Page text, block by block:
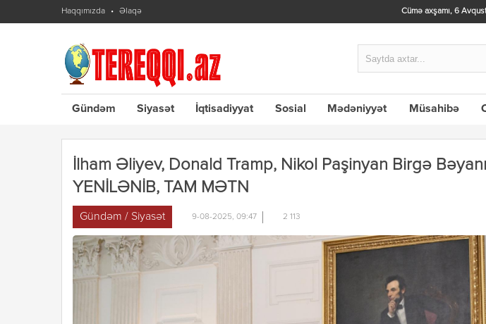
Haqqımızda Əlaqə Cümə axşamı, 6
Gündəm Siyasət İqtisadiyyat Sosial Mədəniyyət Müsahibə
İlham Əliyev, Donald Tramp, Nikol Paşinyan Birgə
YENİLƏNİB, TAM MƏTN
Gündəm / Siyasət 9-08-2025, 09:47 2 113